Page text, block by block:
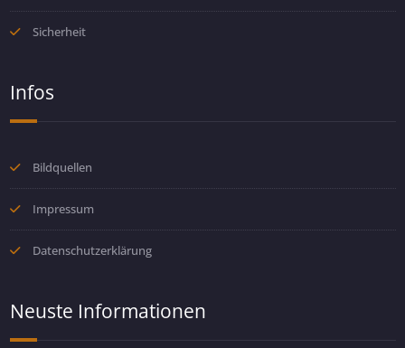
Sicherheit
Infos
Bildquellen
Impressum
Datenschutzerklärung
Neuste Informationen